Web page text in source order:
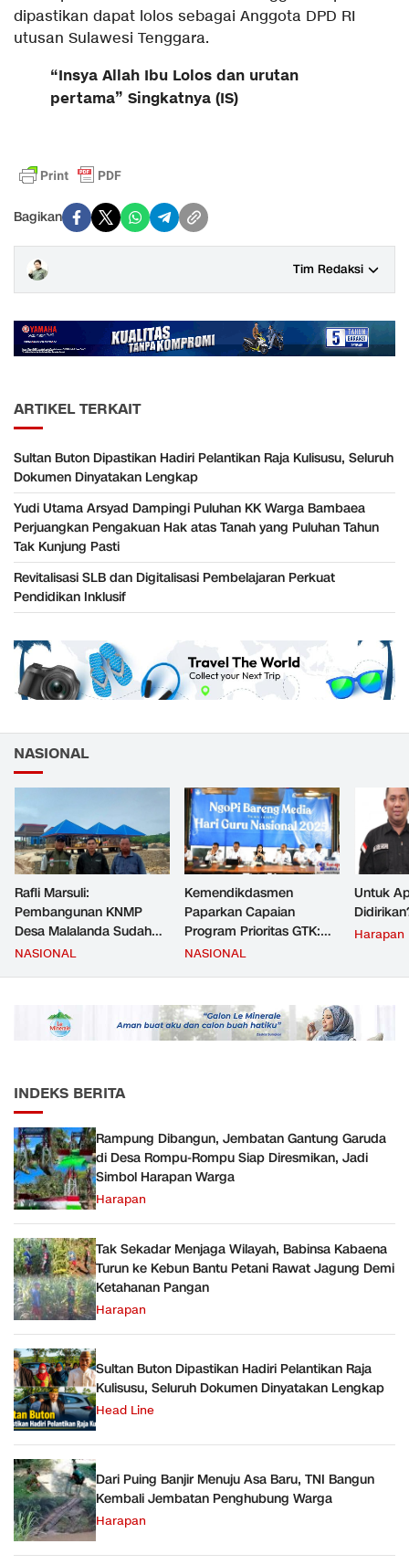
dipastikan dapat lolos sebagai Anggota DPD RI
utusan Sulawesi Tenggara.
“Insya Allah Ibu Lolos dan urutan
pertama” Singkatnya (IS)
Bagikan
Tim Redaksi
ARTIKEL TERKAIT
Sultan Buton Dipastikan Hadiri Pelantikan Raja Kulisusu, Seluruh
Dokumen Dinyatakan Lengkap
Yudi Utama Arsyad Dampingi Puluhan KK Warga Bambaea
Perjuangkan Pengakuan Hak atas Tanah yang Puluhan Tahun
Tak Kunjung Pasti
Revitalisasi SLB dan Digitalisasi Pembelajaran Perkuat
Pendidikan Inklusif
NASIONAL
Rafli Marsuli:
Pembangunan KNMP
Desa Malalanda Sudah
Mencapai 69 Persen dan
JMD dan JMF
NASIONAL
Kemendikdasmen
Paparkan Capaian
Program Prioritas GTK:
Kompetensi Meningkat,
NASIONAL
Untuk
Harapan
INDEKS BERITA
Rampung Dibangun, Jembatan Gantung Garuda
di Desa Rompu-Rompu Siap Diresmikan, Jadi
Simbol Harapan Warga
Harapan
Tak Sekadar Menjaga Wilayah, Babinsa Kabaena
Turun ke Kebun Bantu Petani Rawat Jagung Demi
Ketahanan Pangan
Harapan
Sultan Buton Dipastikan Hadiri Pelantikan Raja
Kulisusu, Seluruh Dokumen Dinyatakan Lengkap
Head Line
Dari Puing Banjir Menuju Asa Baru, TNI Bangun
Kembali Jembatan Penghubung Warga
Harapan